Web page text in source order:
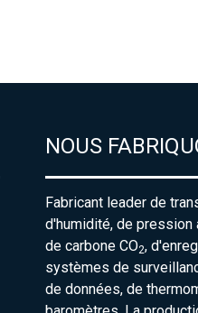
NOUS
Fabricant leader de
d'humidité, de
de carbone CO2,
systèmes de
de données, de